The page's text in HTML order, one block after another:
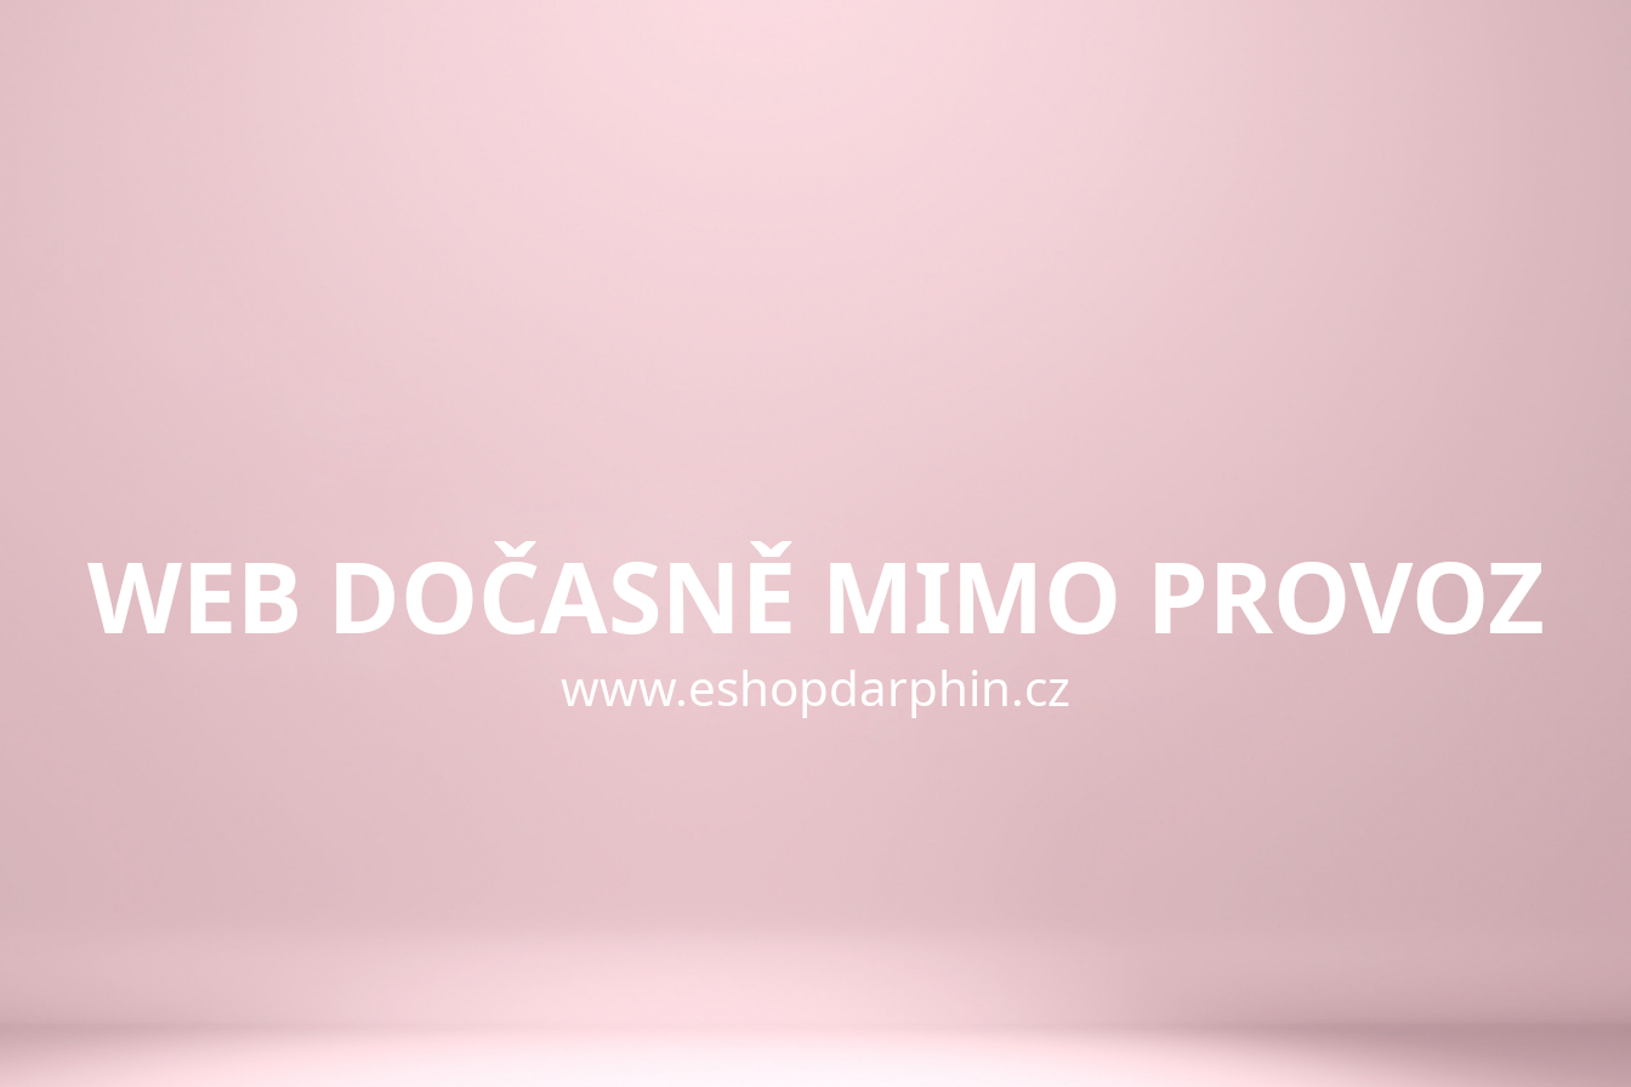
WEB DOČASNĚ MIMO PROVOZ
www.eshopdarphin.cz